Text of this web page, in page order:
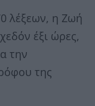
λέξεων, η Ζωή
έξι ώρες,
την
της